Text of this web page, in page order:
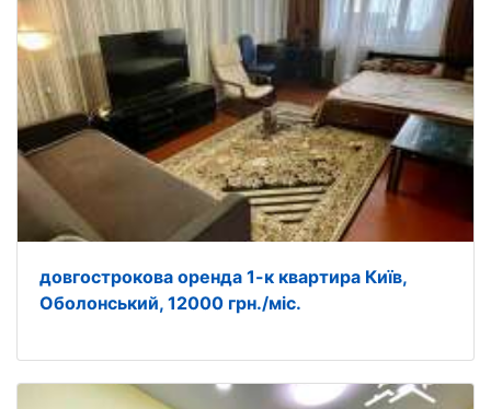
довгострокова оренда 1-к квартира Київ,
Оболонський, 12000 грн./міс.